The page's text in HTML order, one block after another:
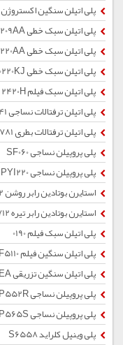
پلی اتیلن سنگین اکستروژن EX3
پلی اتیلن سبک خطی 0209AA
پلی اتیلن سبک خطی 0220AA
پلی اتیلن سبک خطی 0220KJ
پلی اتیلن سبک فیلم 2420H
پلی اتیلن ترفتالات نساجی TG641
پلی اتیلن ترفتالات بطری BG781
پلی پروپیلن نساجی SF060
پلی پروپیلن نساجی PYI220
استایرن بوتادین رابر روشن 1502
استایرن بوتادین رابر تیره 1712
پلی اتیلن سبک فیلم 0190
پلی اتیلن سنگین فیلم HF5110
پلی اتیلن سنگین تزریقی 5620EA
پلی پروپیلن نساجی HP552R
پلی پروپیلن نساجی HP565S
پلی وینیل کلراید S6558